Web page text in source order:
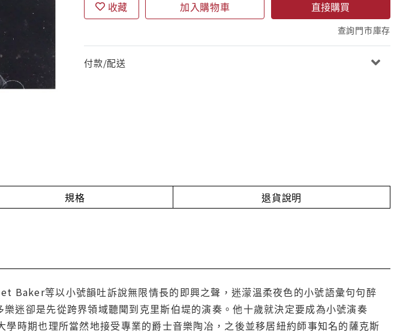
收藏 加入購物車 直接購買
查詢門市庫存
付款/配送
規格 退貨說明
Baker等以小號韻吐訴說無限情長的即興之聲，迷濛溫柔夜色的小號語彙句句醉
卻是先從跨界領域聽聞到克里斯伯堤的演奏。他十歲就決定要成為小號演奏
時期也理所當然地接受專業的爵士音樂陶冶，之後並移居紐約師事知名的薩克斯